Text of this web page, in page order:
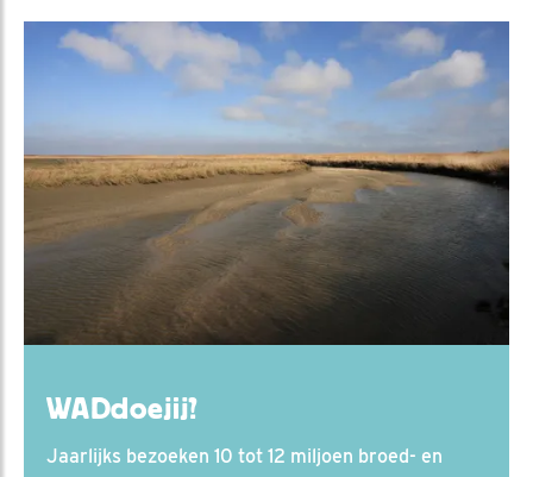
WADdoejij?
Jaarlijks bezoeken 10 tot 12 miljoen broed- en